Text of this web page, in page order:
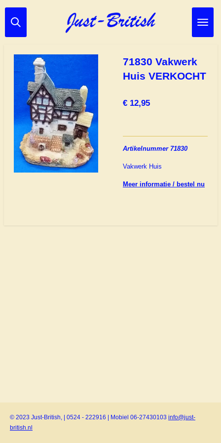
Ga
direct
hoofdinhoud
71830 Vakwerk
Huis VERKOCHT
€ 12,95
Artikelnummer 71830
Vakwerk Huis
Meer informatie / bestel nu
© 2023 Just-British, | 0524 - 222916 | Mobiel 06-27430103 info@just-
british.nl